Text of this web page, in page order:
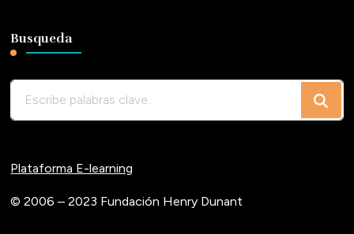
Busqueda
Plataforma E-learning
© 2006 – 2023 Fundación Henry Dunant